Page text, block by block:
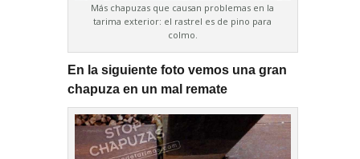
Más chapuzas que causan problemas en la
tarima exterior: el rastrel es de pino para
colmo.
En la siguiente foto vemos una gran
chapuza en un mal remate